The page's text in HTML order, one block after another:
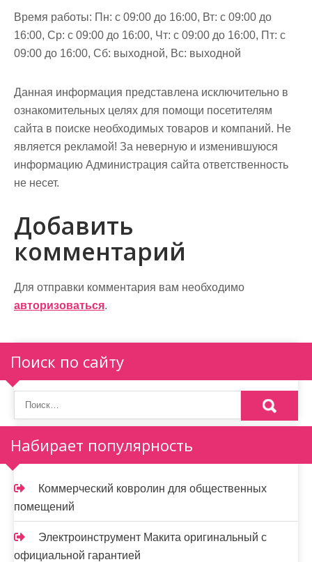
Время работы: Пн: с 09:00 до 16:00, Вт: с 09:00 до
16:00, Ср: с 09:00 до 16:00, Чт: с 09:00 до 16:00, Пт: с
09:00 до 16:00, Сб: выходной, Вс: выходной
Данная информация представлена исключительно в
ознакомительных целях для помощи посетителям
сайта в поиске необходимых товаров и компаний. Не
является рекламой! За неверную и изменившуюся
информацию Администрация сайта ответственность
не несет.
Добавить
комментарий
Для отправки комментария вам необходимо
авторизоваться.
Поиск по сайту
Набирает популярность
Коммерческий ковролин для общественных
помещений
Электроинструмент Макита оригинальный с
официальной гарантией